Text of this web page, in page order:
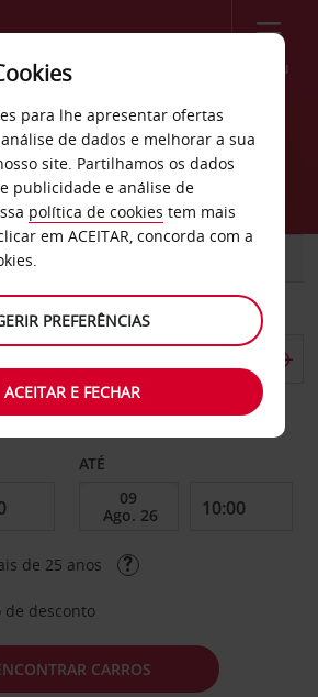
Menu
carros Cuneo
de devolução diferente
ATÉ
de 25 anos
de desconto
CARROS
para lhe apresentar ofertas
de dados e melhorar a sua
site. Partilhamos os dados
publicidade e análise de
política de cookies tem mais
em ACEITAR, concorda com a
PREFERÊNCIAS
ACEITAR E FECHAR